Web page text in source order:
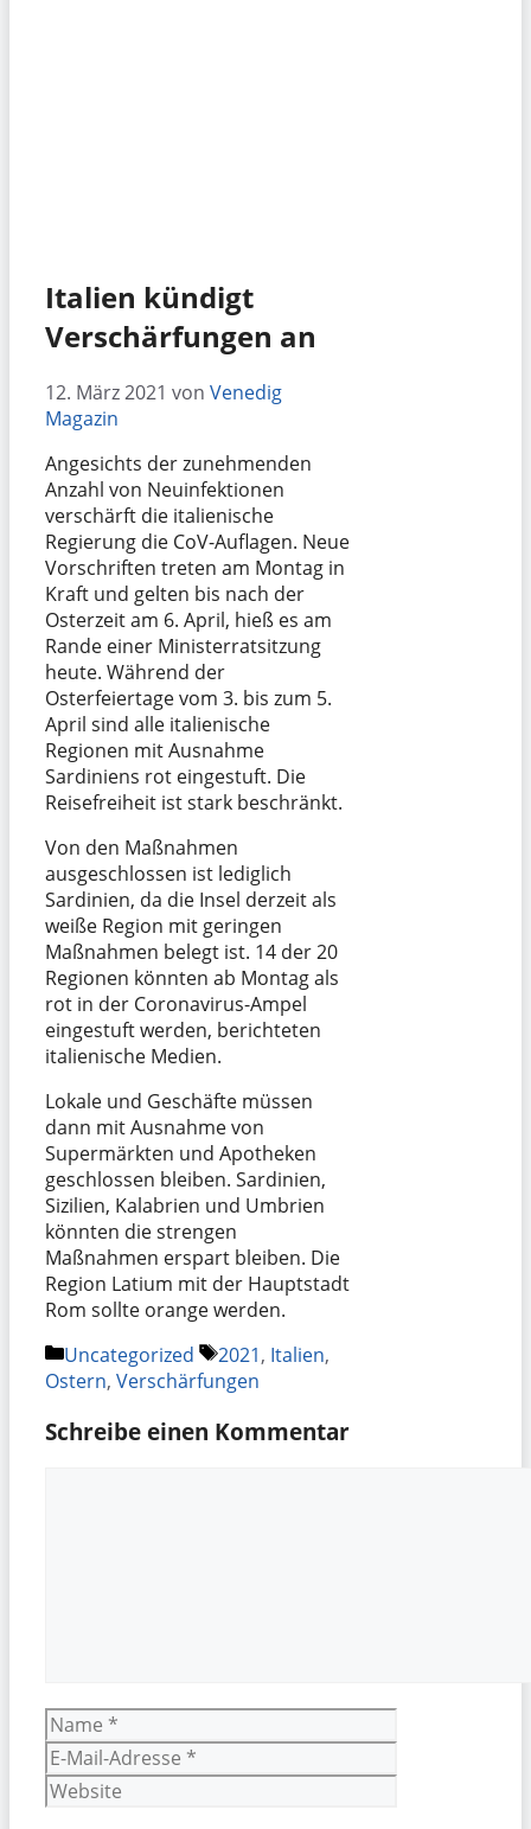
Italien kündigt
Verschärfungen an
12. März 2021 von Venedig
Magazin
Angesichts der zunehmenden
Anzahl von Neuinfektionen
verschärft die italienische
Regierung die CoV-Auflagen. Neue
Vorschriften treten am Montag in
Kraft und gelten bis nach der
Osterzeit am 6. April, hieß es am
Rande einer Ministerratsitzung
heute. Während der
Osterfeiertage vom 3. bis zum 5.
April sind alle italienische
Regionen mit Ausnahme
Sardiniens rot eingestuft. Die
Reisefreiheit ist stark beschränkt.
Von den Maßnahmen
ausgeschlossen ist lediglich
Sardinien, da die Insel derzeit als
weiße Region mit geringen
Maßnahmen belegt ist. 14 der 20
Regionen könnten ab Montag als
rot in der Coronavirus-Ampel
eingestuft werden, berichteten
italienische Medien.
Lokale und Geschäfte müssen
dann mit Ausnahme von
Supermärkten und Apotheken
geschlossen bleiben. Sardinien,
Sizilien, Kalabrien und Umbrien
könnten die strengen
Maßnahmen erspart bleiben. Die
Region Latium mit der Hauptstadt
Rom sollte orange werden.
Kategorien
Uncategorized Schlagwörter
2021, Italien,
Ostern, Verschärfungen
Schreibe einen Kommentar
Name
E-
Mail-
Adresse
Website